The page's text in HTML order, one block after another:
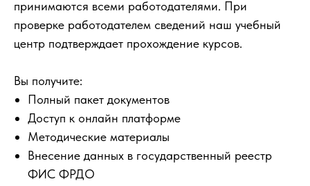
принимаются всеми работодателями. При
проверке работодателем сведений наш учебный
центр подтверждает прохождение курсов.
Вы получите:
Полный пакет документов
Доступ к онлайн платформе
Методические материалы
Внесение данных в государственный реестр
ФИС ФРДО